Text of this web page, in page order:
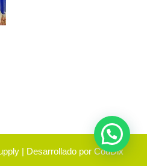
| Desarrollado por CouDix